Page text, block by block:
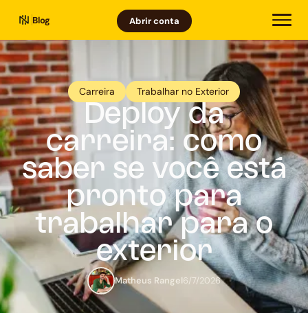
Blog Abrir conta
Carreira Trabalhar no Exterior
Deploy da
carreira: como
saber se você está
pronto para
trabalhar para o
exterior
Matheus Rangel6/7/2026